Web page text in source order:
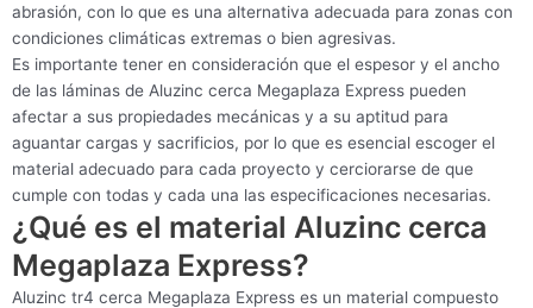
abrasión, con lo que es una alternativa adecuada para zonas con
condiciones climáticas extremas o bien agresivas.
Es importante tener en consideración que el espesor y el ancho
de las láminas de Aluzinc cerca Megaplaza Express pueden
afectar a sus propiedades mecánicas y a su aptitud para
aguantar cargas y sacrificios, por lo que es esencial escoger el
material adecuado para cada proyecto y cerciorarse de que
cumple con todas y cada una las especificaciones necesarias.
¿Qué es el material Aluzinc cerca
Megaplaza Express?
Aluzinc tr4 cerca Megaplaza Express es un material compuesto